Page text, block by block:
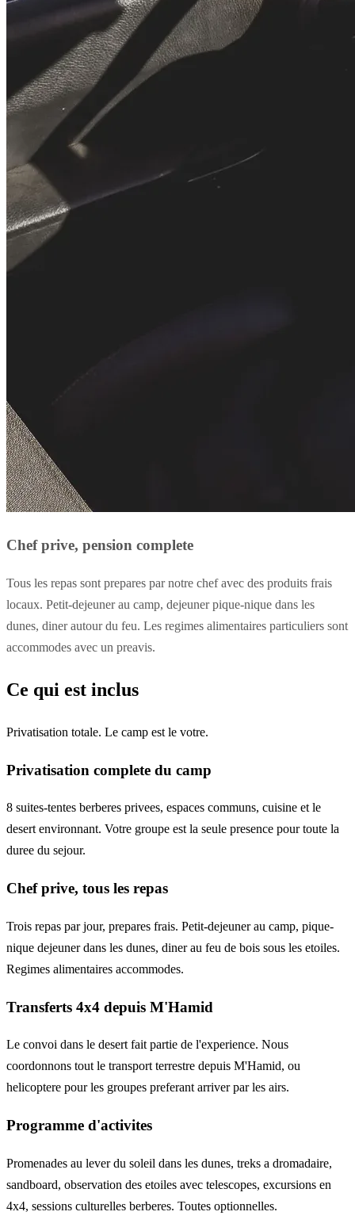
Chef prive, pension complete
Tous les repas sont prepares par notre chef avec des produits frais
locaux. Petit-dejeuner au camp, dejeuner pique-nique dans les
dunes, diner autour du feu. Les regimes alimentaires particuliers sont
accommodes avec un preavis.
Ce qui est inclus
Privatisation totale. Le camp est le votre.
Privatisation complete du camp
8 suites-tentes berberes privees, espaces communs, cuisine et le
desert environnant. Votre groupe est la seule presence pour toute la
duree du sejour.
Chef prive, tous les repas
Trois repas par jour, prepares frais. Petit-dejeuner au camp, pique-
nique dejeuner dans les dunes, diner au feu de bois sous les etoiles.
Regimes alimentaires accommodes.
Transferts 4x4 depuis M'Hamid
Le convoi dans le desert fait partie de l'experience. Nous
coordonnons tout le transport terrestre depuis M'Hamid, ou
helicoptere pour les groupes preferant arriver par les airs.
Programme d'activites
Promenades au lever du soleil dans les dunes, treks a dromadaire,
sandboard, observation des etoiles avec telescopes, excursions en
4x4, sessions culturelles berberes. Toutes optionnelles.